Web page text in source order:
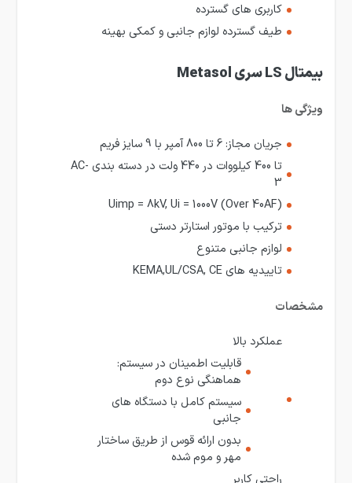
کاربری های گسترده
طیف گسترده لوازم جانبی و کمکی بهینه
بیمتال LS سری Metasol
ویژگی ها
جریان مجاز: 6 تا 800 آمپر با 9 سایز فریم
تا 400 کیلووات در 440 ولت در دسته بندی AC-
3
Uimp = 8kV, Ui = 1000V (Over 40AF)
ترکیب با موتور استارتر دستی
لوازم جانبی متنوع
تاییدیه های KEMA,UL/CSA, CE
مشخصات
عملکرد بالا
قابلیت اطمینان در سیستم:
هماهنگی نوع دوم
سیستم کامل با دستگاه های
جانبی
بدون ارائه قوس از طریق ساختار
مهر و موم شده
راحتی کاربر